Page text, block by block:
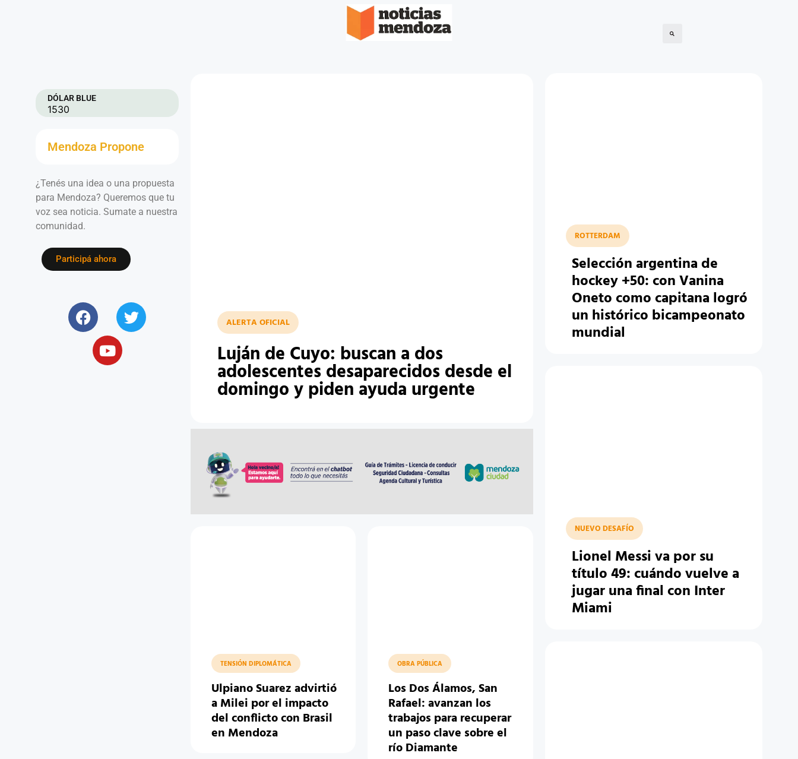
DÓLAR BLUE
1530
Mendoza Propone
¿Tenés una idea o una propuesta
para Mendoza? Queremos que tu
voz sea noticia. Sumate a nuestra
comunidad.
Participá ahora
ALERTA OFICIAL
Luján de Cuyo: buscan a dos
adolescentes desaparecidos desde el
domingo y piden ayuda urgente
TENSIÓN DIPLOMÁTICA
Ulpiano Suarez advirtió
a Milei por el impacto
del conflicto con Brasil
en Mendoza
OBRA PÚBLICA
Los Dos Álamos, San
Rafael: avanzan los
trabajos para recuperar
un paso clave sobre el
río Diamante
ROTTERDAM
Selección argentina de
hockey +50: con Vanina
Oneto como capitana logró
un histórico bicampeonato
mundial
NUEVO DESAFÍO
Lionel Messi va por su
título 49: cuándo vuelve a
jugar una final con Inter
Miami